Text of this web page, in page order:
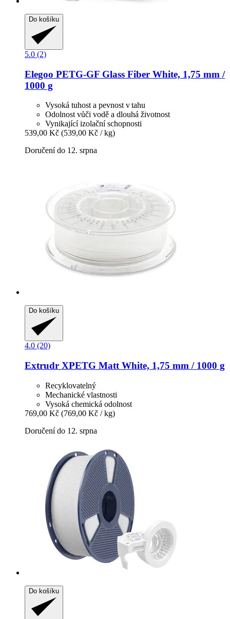
Do košíku
5.0 (2)
Elegoo PETG-​GF Glass Fiber White, 1,75 mm /
1000 g
Vysoká tuhost a pevnost v tahu
Odolnost vůči vodě a dlouhá životnost
Vynikající izolační schopnosti
539,00 Kč (539,00 Kč / kg)
Doručení do 12. srpna
Do košíku
4.0 (20)
Extrudr XPETG Matt White, 1,75 mm / 1000 g
Recyklovatelný
Mechanické vlastnosti
Vysoká chemická odolnost
769,00 Kč (769,00 Kč / kg)
Doručení do 12. srpna
Do košíku